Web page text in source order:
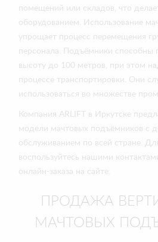
помещений или складов, что
оборудованием. Использование
упрощает процесс перемещения
персонала. Подъёмники способны
высоту до 100 метров, при этом
процессе транспортировки. Они
использоваться во множестве
Компания ARLIFT в Иркутске
модели мачтовых подъёмников с
обслуживанием по всей стране.
воспользуйтесь нашими
онлайн-заказа на сайте.
ПРОДАЖА
МАЧТОВЫХ